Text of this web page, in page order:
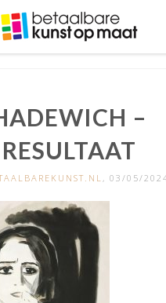
–
RESULTAAT
, 03/05/
www.betaalbarekunst.nl bij
9.5/10 gebaseerd op 2045